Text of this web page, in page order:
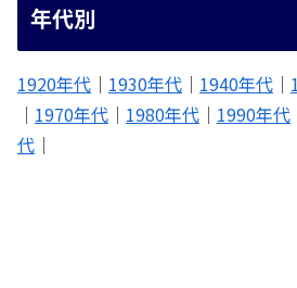
年代別
1920年代 ｜ 1930年代 ｜ 1940年代 ｜
｜ 1970年代 ｜ 1980年代 ｜ 1990年代
代 ｜